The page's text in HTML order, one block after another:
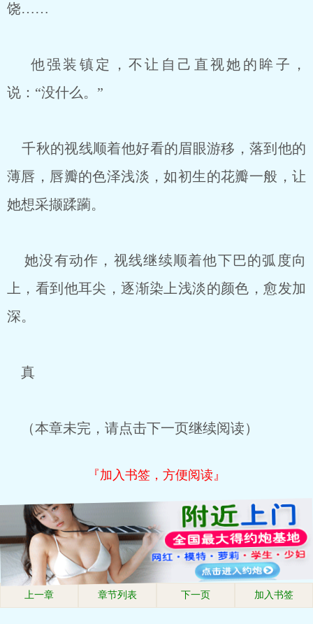
饶……
他强装镇定，不让自己直视她的眸子，
说：“没什么。”
千秋的视线顺着他好看的眉眼游移，落到他的
薄唇，唇瓣的色泽浅淡，如初生的花瓣一般，让
她想采撷蹂躏。
她没有动作，视线继续顺着他下巴的弧度向
上，看到他耳尖，逐渐染上浅淡的颜色，愈发加
深。
真
（本章未完，请点击下一页继续阅读）
『加入书签，方便阅读』
上一章 章节列表 下一页 加入书签